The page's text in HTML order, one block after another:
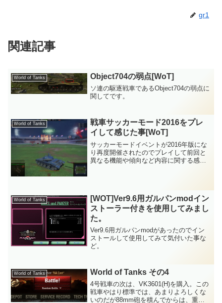
gr1
関連記事
World of Tanks Object704の弱点[WoT]
ソ連の駆逐戦車であるObject704の弱点に
関してです。
World of Tanks
戦車サッカーモード2016をプレ
イして感じた事[WoT]
サッカーモードイベントが2016年版にな
り再度開催されたのでプレイして前回と
異なる機能や傾向など内容に関する感想
World of Tanks
[WOT]Ver9.6用ガルパンmodイン
ストーラー付きを使用してみまし
た。
Ver9.6用ガルパンmodがあったのでイン
ストールして使用してみて気付いた事な
ど。
World of Tanks World of Tanks その4
4号戦車の次は、VK3601(H)を購入。この
戦車やはり標準では、あまりよろしくな
いのだが88mm砲を積んでからは、重戦